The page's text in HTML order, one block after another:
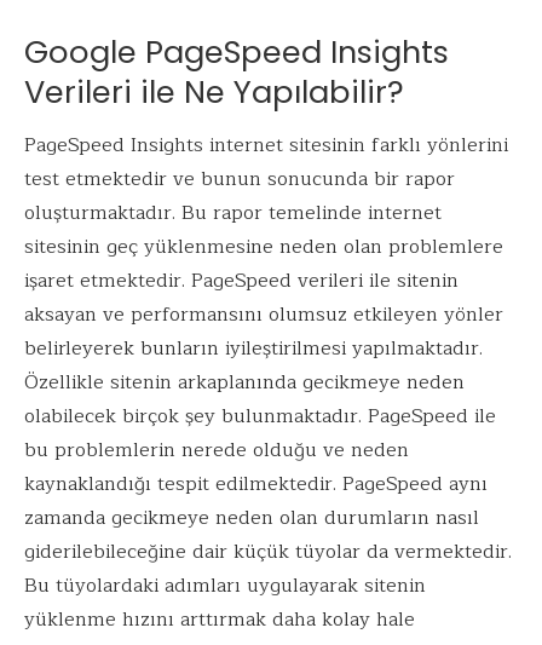
Google PageSpeed Insights
Verileri ile Ne Yapılabilir?
PageSpeed Insights internet sitesinin farklı yönlerini
test etmektedir ve bunun sonucunda bir rapor
oluşturmaktadır. Bu rapor temelinde internet
sitesinin geç yüklenmesine neden olan problemlere
işaret etmektedir. PageSpeed verileri ile sitenin
aksayan ve performansını olumsuz etkileyen yönler
belirleyerek bunların iyileştirilmesi yapılmaktadır.
Özellikle sitenin arkaplanında gecikmeye neden
olabilecek birçok şey bulunmaktadır. PageSpeed ile
bu problemlerin nerede olduğu ve neden
kaynaklandığı tespit edilmektedir. PageSpeed aynı
zamanda gecikmeye neden olan durumların nasıl
giderilebileceğine dair küçük tüyolar da vermektedir.
Bu tüyolardaki adımları uygulayarak sitenin
yüklenme hızını arttırmak daha kolay hale